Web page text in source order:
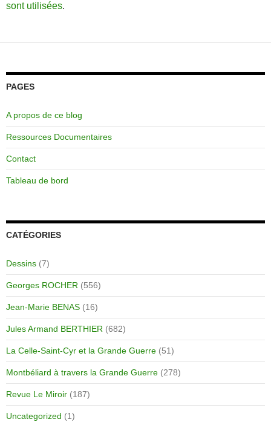
sont utilisées.
PAGES
A propos de ce blog
Ressources Documentaires
Contact
Tableau de bord
CATÉGORIES
Dessins (7)
Georges ROCHER (556)
Jean-Marie BENAS (16)
Jules Armand BERTHIER (682)
La Celle-Saint-Cyr et la Grande Guerre (51)
Montbéliard à travers la Grande Guerre (278)
Revue Le Miroir (187)
Uncategorized (1)